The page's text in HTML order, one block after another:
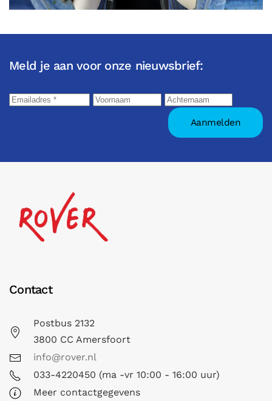
Meld je aan voor onze nieuwsbrief:
Contact
Postbus 2132
3800 CC Amersfoort
info@rover.nl
033-4220450 (ma -vr 10:00 - 16:00 uur)
Meer contactgegevens